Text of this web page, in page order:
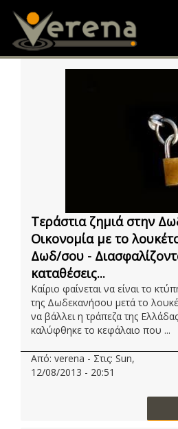
content
Τεράστια ζημιά στην
Οικονομία με το
Δωδ/σου -
καταθέσεις...
Καίριο φαίνεται να είναι το
της Δωδεκανήσου μετά το
να βάλλει η τράπεζα της
καλύφθηκε το κεφάλαιο που ...
Από: verena - Στις: Sun,
12/08/2013 - 20:51